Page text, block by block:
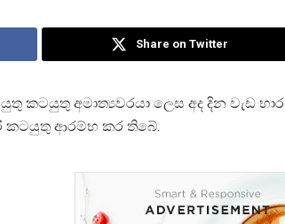
Share on Twitter
කටයුතු අමාත්‍යවරයා ලෙස අද දින වැඩ භාර
කටයුතු ආරම්භ කර තිබේ.